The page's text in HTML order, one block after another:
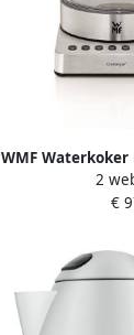
WMF Waterkoker
Vario
2
€